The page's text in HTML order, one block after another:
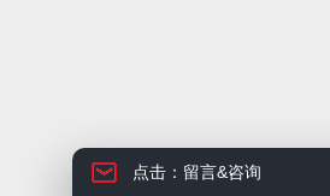
点击：留言&咨询